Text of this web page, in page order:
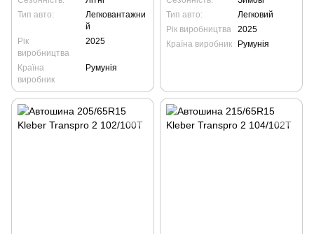
Тип авто:
Легковантажни
й
Рік
виробництва
2025
Країна
виробник
Румунія
Тип авто:
Легковий
Рік виробництва
2025
Країна виробник
Румунія